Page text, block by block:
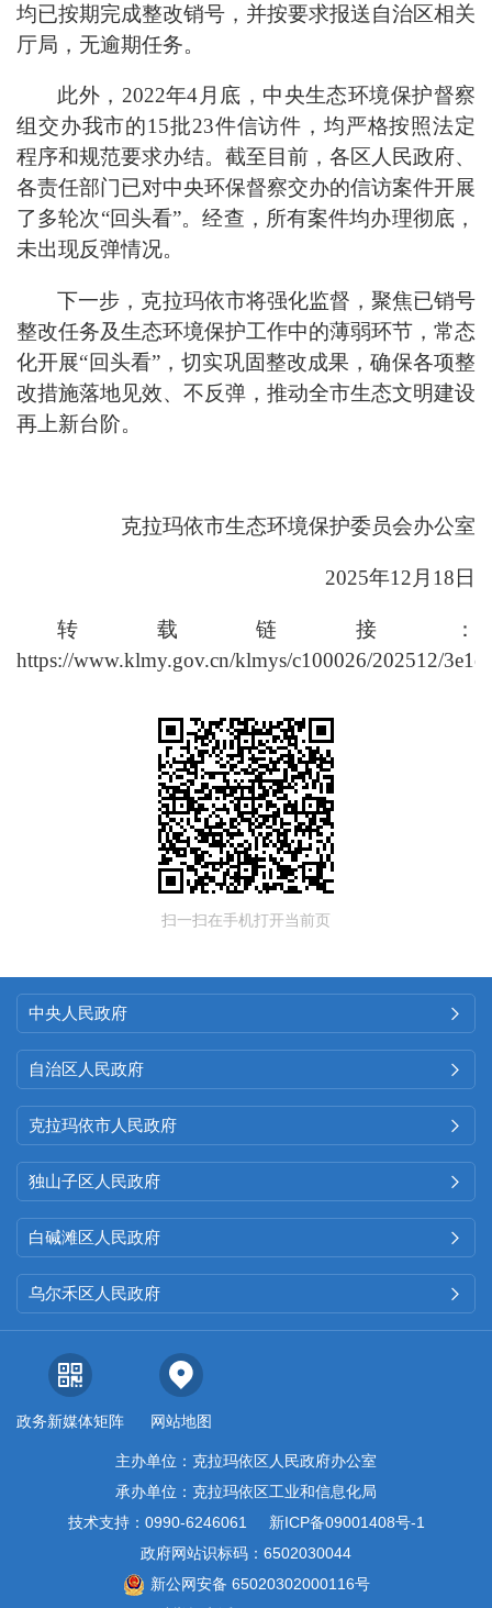
均已按期完成整改销号 ，并按要求报送自治区相关
厅局，无逾期任务。
此外，2022年4月底，中央生态环境保护督察
组交办我市的15批23件信访件 ， 均严格按照法定
程序和规范要求办结。截至目前，各区人民政府、
各责任部门已对中央环保督察交办的信访案件开展
了多轮次“回头看”。经查，所有案件均办理彻底 ，
未出现反弹情况。
下一步，克拉玛依市将强化监督，聚焦已销号
整改任务及生态环境保护工作中的薄弱环节，常态
化开展“回头看”，切实巩固整改成果，确保各项整
改措施落地见效、不反弹，推动全市生态文明建设
再上新台阶。
克拉玛依市生态环境保护委员会办公室
2025年12 月 18日
转载链接：
https://www.klmy.gov.cn/klmys/c100026/202512/
扫一扫在手机打开当前页
中央人民政府 
自治区人民政府 
克拉玛依市人民政府 
独山子区人民政府 
白碱滩区人民政府 
乌尔禾区人民政府 
政务新媒体矩阵 网站地图
主办单位：克拉玛依区人民政府办公室
承办单位：克拉玛依区工业和信息化局
技术支持：0990-6246061
新ICP备09001408号-1
政府网站识标码：6502030044
新公网安备 65020302000116号